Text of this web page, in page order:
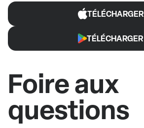
TÉLÉCHARGER
TÉLÉCHARGER
Foire aux
questions